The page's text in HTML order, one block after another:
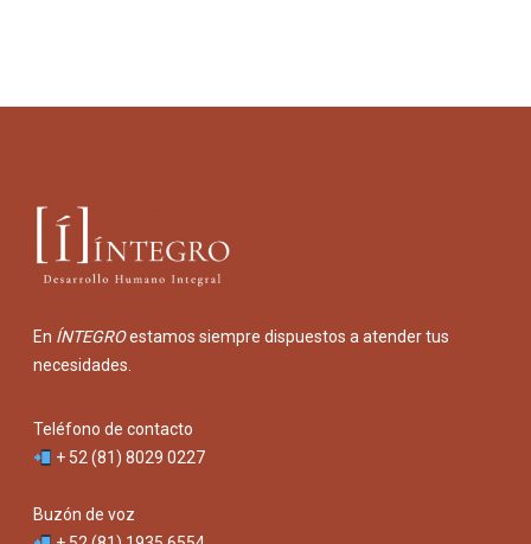
En ÍNTEGROestamos siempre dispuestos a atender tus
necesidades.
Teléfono de contacto
+ 52 (81) 8029 0227
Buzón de voz